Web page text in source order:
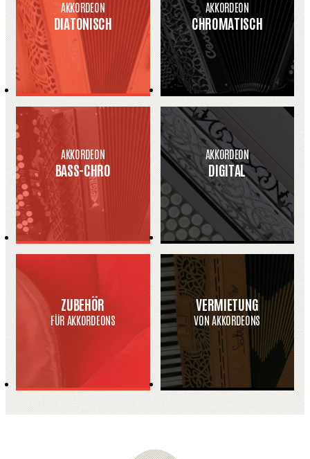
AKKORDEON
DIATONISCH
AKKORDEON
CHROMATISCH
AKKORDEON
BASS-CHRO
AKKORDEON
DIGITAL
ZUBEHÖR
FÜR AKKORDEONS
VERMIETUNG
VON AKKORDEONS